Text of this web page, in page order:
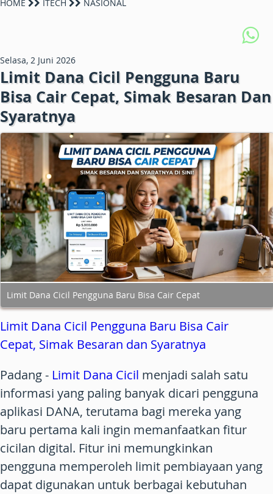
HOME ITECH NASIONAL
Selasa, 2 Juni 2026
Limit Dana Cicil Pengguna Baru
Bisa Cair Cepat, Simak Besaran Dan
Syaratnya
Limit Dana Cicil Pengguna Baru Bisa Cair Cepat
Limit Dana Cicil Pengguna Baru Bisa Cair
Cepat, Simak Besaran dan Syaratnya
Padang- Limit Dana Cicil menjadi salah satu
informasi yang paling banyak dicari pengguna
aplikasi DANA, terutama bagi mereka yang
baru pertama kali ingin memanfaatkan fitur
cicilan digital. Fitur ini memungkinkan
pengguna memperoleh limit pembiayaan yang
dapat digunakan untuk berbagai kebutuhan